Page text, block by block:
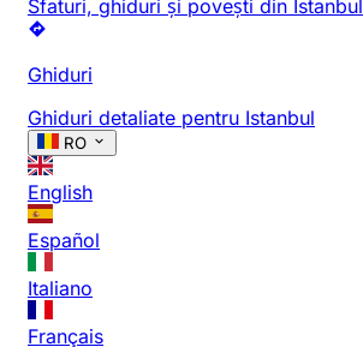
Sfaturi, ghiduri și povești din Istanbul
Ghiduri
Ghiduri detaliate pentru Istanbul
RO
English
Español
Italiano
Français